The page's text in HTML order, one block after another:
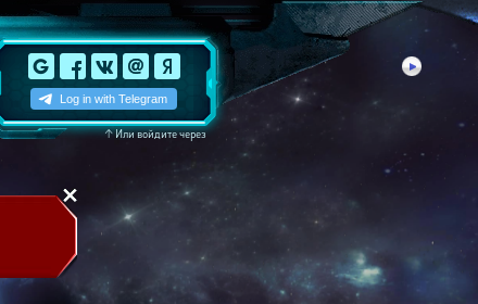
↑Или войдите через